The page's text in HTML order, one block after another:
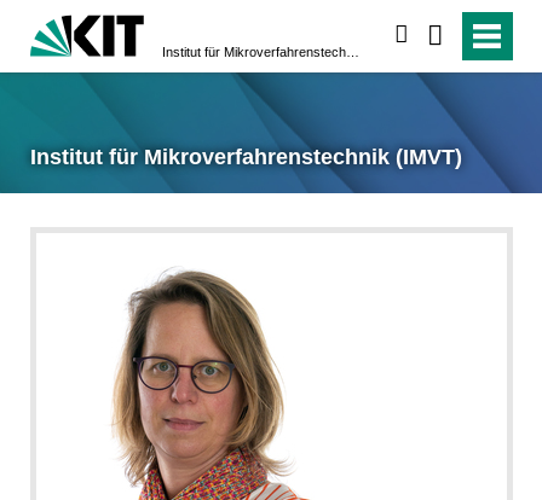
Institut für Mikroverfahrens­technik (IMVT)